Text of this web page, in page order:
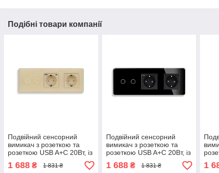
Подібні товари компанії
Подвійний сенсорний
вимикач з розеткою та
розеткою USB A+C 20Вт, із
заземленням і шторками
ELIOS золото скло
1 688 ₴ 1 831 ₴
Подвійний сенсорний
вимикач з розеткою та
розеткою USB A+C 20Вт, із
заземленням і шторками
ELIOS чорний скло
1 688₴ 1 831 ₴ 1